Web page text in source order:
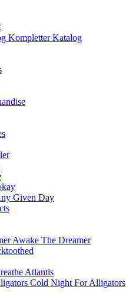
Kompletter Katalog
Given Day
Awake The Dreamer
Atlantis
Cold Night For Alligators